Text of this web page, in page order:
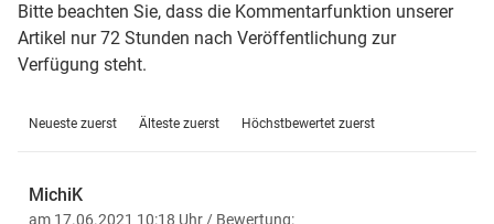
Bitte beachten Sie, dass die Kommentarfunktion unserer
Artikel nur 72 Stunden nach Veröffentlichung zur
Verfügung steht.
Neueste zuerst Älteste zuerst Höchstbewertet zuerst
MichiK
am 17.06.2021 10:18 Uhr / Bewertung: